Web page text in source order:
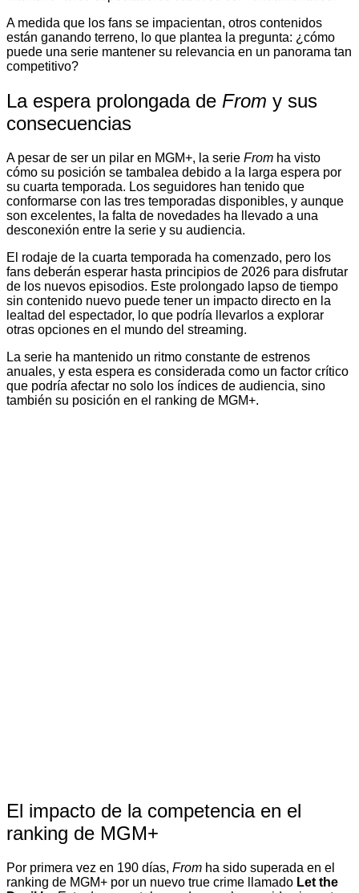
A medida que los fans se impacientan, otros contenidos
están ganando terreno, lo que plantea la pregunta: ¿cómo
puede una serie mantener su relevancia en un panorama tan
competitivo?
La espera prolongada de From y sus
consecuencias
A pesar de ser un pilar en MGM+, la serie From ha visto
cómo su posición se tambalea debido a la larga espera por
su cuarta temporada. Los seguidores han tenido que
conformarse con las tres temporadas disponibles, y aunque
son excelentes, la falta de novedades ha llevado a una
desconexión entre la serie y su audiencia.
El rodaje de la cuarta temporada ha comenzado, pero los
fans deberán esperar hasta principios de 2026 para disfrutar
de los nuevos episodios. Este prolongado lapso de tiempo
sin contenido nuevo puede tener un impacto directo en la
lealtad del espectador, lo que podría llevarlos a explorar
otras opciones en el mundo del streaming.
La serie ha mantenido un ritmo constante de estrenos
anuales, y esta espera es considerada como un factor crítico
que podría afectar no solo los índices de audiencia, sino
también su posición en el ranking de MGM+.
El impacto de la competencia en el
ranking de MGM+
Por primera vez en 190 días, From ha sido superada en el
ranking de MGM+ por un nuevo true crime llamado Let the